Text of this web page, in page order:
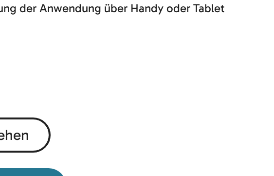
der Anwendung über Handy oder Tablet